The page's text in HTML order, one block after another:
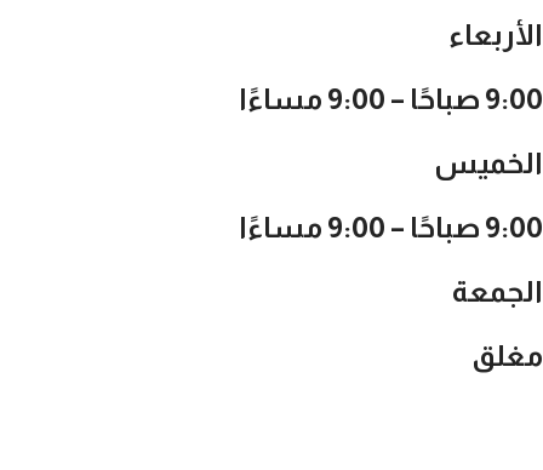
الأربعاء
9:00 صباحًا – 9:00 مساءًا
الخميس
9:00 صباحًا – 9:00 مساءًا
الجمعة
مغلق